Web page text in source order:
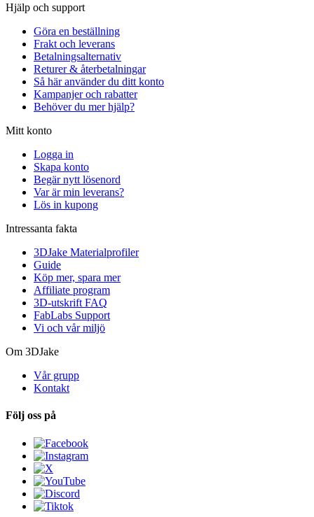
Hjälp och support
Göra en beställning
Frakt och leverans
Betalningsalternativ
Returer & återbetalningar
Så här använder du ditt konto
Kampanjer och rabatter
Behöver du mer hjälp?
Mitt konto
Logga in
Skapa konto
Begär nytt lösenord
Var är min leverans?
Lös in kupong
Intressanta fakta
3DJake Materialprofiler
Guide
Köp mer, spara mer
Affiliate program
3D-utskrift FAQ
FabLabs Support
Vi och vår miljö
Om 3DJake
Vår grupp
Kontakt
Följ oss på